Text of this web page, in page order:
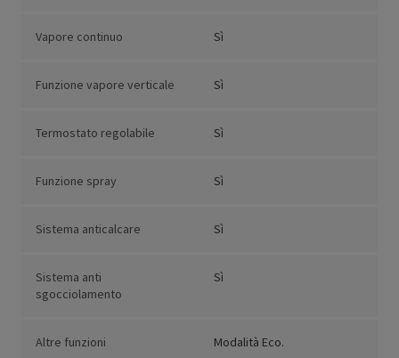
Vapore continuo Sì
Funzione vapore verticale Sì
Termostato regolabile Sì
Funzione spray Sì
Sistema anticalcare Sì
Sistema anti
sgocciolamento
Sì
Altre funzioni Modalità Eco.